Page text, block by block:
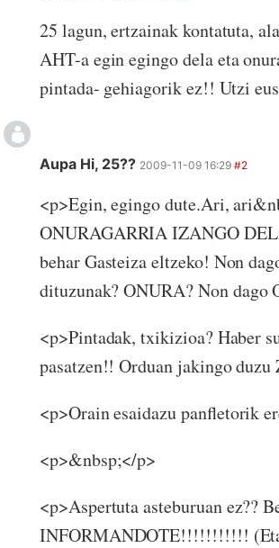
25 lagun, ertzainak kontatuta,
AHT-a egin egingo dela eta
pintada- gehiagorik ez!! Utzi
Aupa Hi, 25?? 2009-11-09 16:29 #2
<p>Egin, egingo dute.Ari,
ONURAGARRIA IZANGO
behar Gasteiza eltzeko! Non
dituzunak? ONURA? Non
<p>Pintadak, txikizioa? Haber
pasatzen!! Orduan jakingo
<p>Orain esaidazu panfletorik
<p>&nbsp;</p>
<p>Aspertuta asteburuan ez??
INFORMANDOTE!!!!!!!!!!!